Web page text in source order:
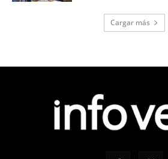
Cargar más